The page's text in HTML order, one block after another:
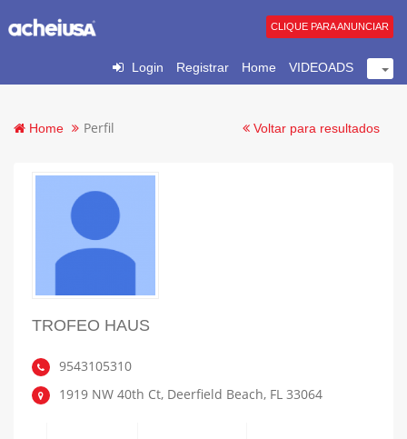
Login Registrar Home VIDEOADS
CLIQUE PARA ANUNCIAR
Home Perfil Voltar para resultados
TROFEO HAUS
9543105310
1919 NW 40th Ct, Deerfield Beach, FL 33064